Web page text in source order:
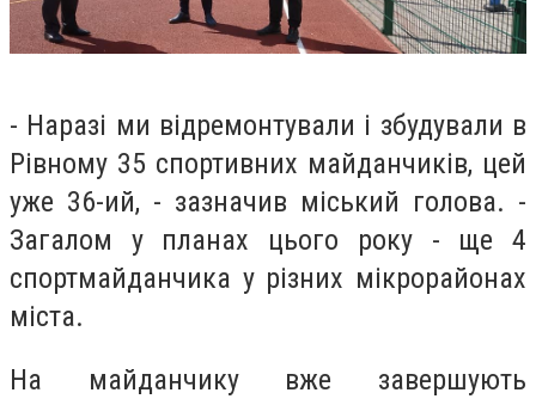
- Наразі ми відремонтували і збудували в
Рівному 35 спортивних майданчиків, цей
уже 36-ий, - зазначив міський голова. -
Загалом у планах цього року - ще 4
спортмайданчика у різних мікрорайонах
міста.
На майданчику вже завершують